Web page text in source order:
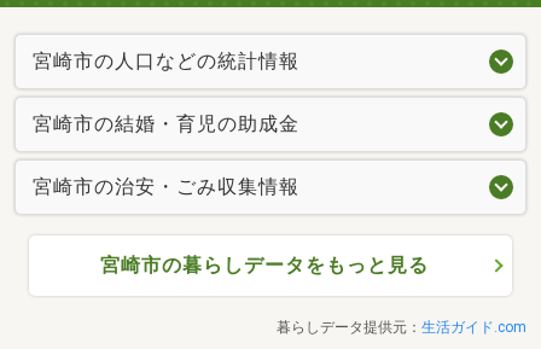
宮崎市の人口などの統計情報
宮崎市の結婚・育児の助成金
宮崎市の治安・ごみ収集情報
宮崎市の暮らしデータをもっと見る
暮らしデータ提供元： 生活ガイド.com